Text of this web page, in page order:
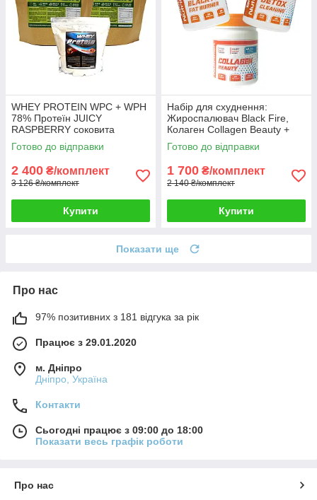
WHEY PROTEIN WPC + WPH
78% Протеїн JUICY
RASPBERRY соковита
малина 4 кг HUNGARY + 5й
кг у Подарунок!
Готово до відправки
2 400 ₴/комплект
3 126 ₴/комплект
Купити
Набір для схуднення:
Жироспалювач Black Fire,
Колаген Collagen Beauty +
Детокс Detox Cleaning у
подарунок
Готово до відправки
1 700 ₴/комплект
2 140 ₴/комплект
Купити
Показати ще
Про нас
97% позитивних з 181 відгука за рік
Працює з 29.01.2020
м. Дніпро
Дніпро, Україна
Контакти
Сьогодні працює з 09:00 до 18:00
Показати весь графік роботи
Про нас